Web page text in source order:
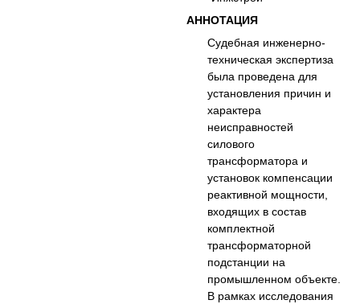
АННОТАЦИЯ
Судебная инженерно-
техническая экспертиза
была проведена для
установления причин и
характера
неисправностей
силового
трансформатора и
установок компенсации
реактивной мощности,
входящих в состав
комплектной
трансформаторной
подстанции на
промышленном объекте.
В рамках исследования